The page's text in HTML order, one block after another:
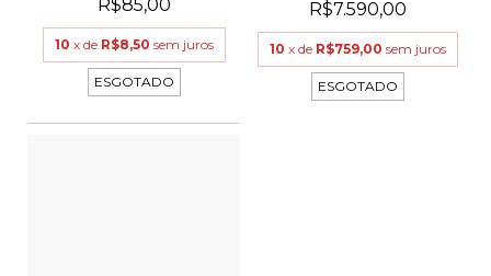
R$85,00
10 x de R$8,50 sem juros
ESGOTADO
R$7.590,00
10 x de R$759,00 sem juros
ESGOTADO